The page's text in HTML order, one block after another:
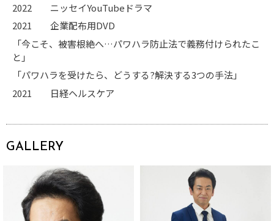
2022 ニッセイYouTube ドラマ
2021 企業配布用DVD
「今こそ、被害根絶へ…パワハラ防止法で義務付けられたこ
と」
「パワハラを受けたら、どうする?解決する3つの手法」
2021 日経ヘルスケア
GALLERY